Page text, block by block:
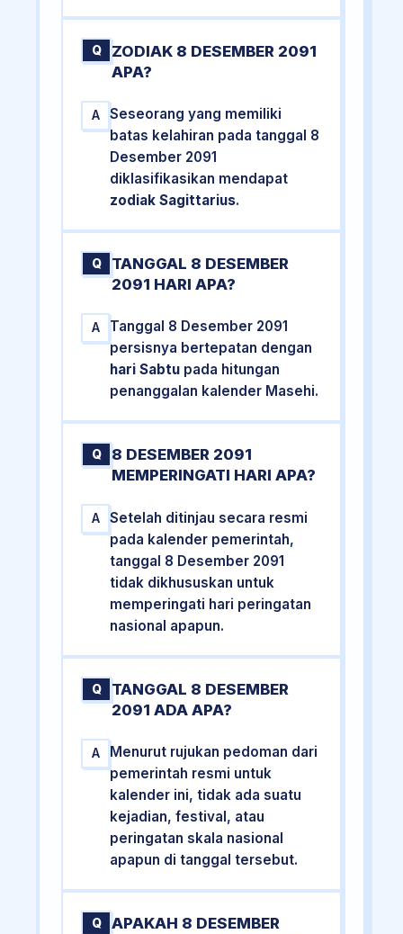
Q
ZODIAK 8 DESEMBER 2091
APA?
A
Seseorang yang memiliki
batas kelahiran pada tanggal 8
Desember 2091
diklasifikasikan mendapat
zodiak Sagittarius.
Q
TANGGAL 8 DESEMBER
2091 HARI APA?
A
Tanggal 8 Desember 2091
persisnya bertepatan dengan
hari Sabtu pada hitungan
penanggalan kalender Masehi.
Q
8 DESEMBER 2091
MEMPERINGATI HARI APA?
A
Setelah ditinjau secara resmi
pada kalender pemerintah,
tanggal 8 Desember 2091
tidak dikhususkan untuk
memperingati hari peringatan
nasional apapun.
Q
TANGGAL 8 DESEMBER
2091 ADA APA?
A
Menurut rujukan pedoman dari
pemerintah resmi untuk
kalender ini, tidak ada suatu
kejadian, festival, atau
peringatan skala nasional
apapun di tanggal tersebut.
Q
APAKAH 8 DESEMBER